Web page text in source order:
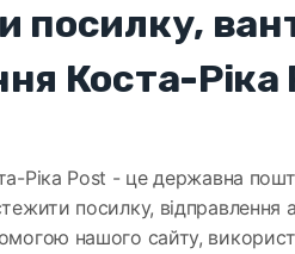
посилку,
Коста-Ріка
Ріка Post - це державна
посилку,
нашого сайту,